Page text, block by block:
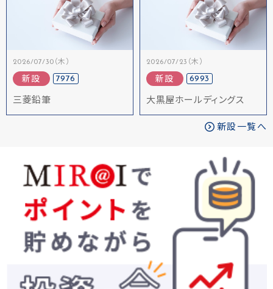
2026/07/30（木）
新設 7976
三菱鉛筆
2026/07/23（木）
新設 6993
大黒屋ホールディングス
新設一覧へ